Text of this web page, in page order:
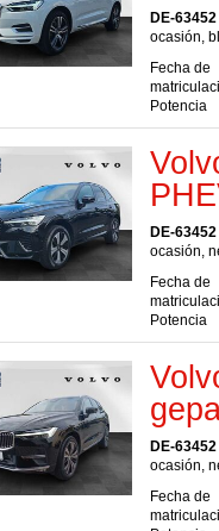
DE-
ocasión,
Fecha de
Potencia
DE-
ocasión,
Fecha de
Potencia
DE-
ocasión,
Fecha de